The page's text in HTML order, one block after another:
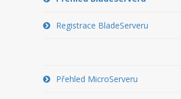
REGISTRACE VIRTUALBOXU
PŘEHLED BLADESERVERU
PŘEHLED MICROSERVERU
Registrace BladeServeru
Přehled MicroServeru